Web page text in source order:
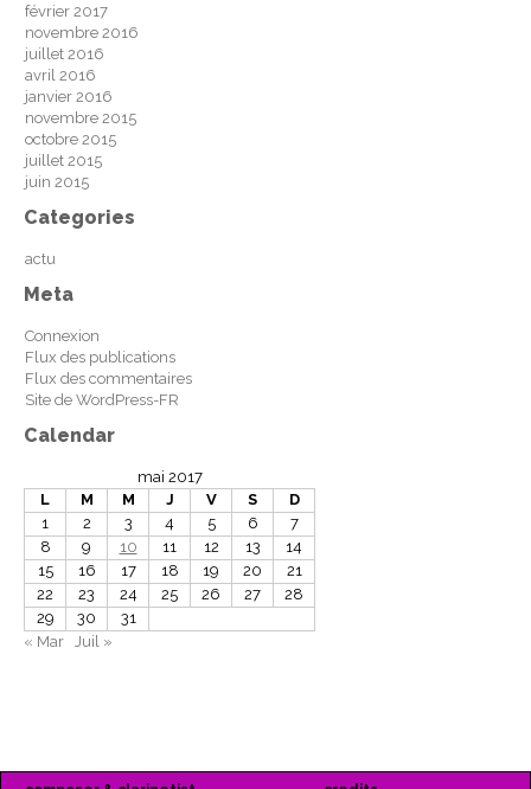
février 2017
novembre 2016
juillet 2016
avril 2016
janvier 2016
novembre 2015
octobre 2015
juillet 2015
juin 2015
Categories
actu
Meta
Connexion
Flux des publications
Flux des commentaires
Site de WordPress-FR
Calendar
mai 2017
L
M M J V S
D
1
2 3 4 5 6
7
8
9 10 11 12 13
14
15
16 17 18 19 20
21
22
23 24 25 26 27
28
29
30
31
« Mar Juil »